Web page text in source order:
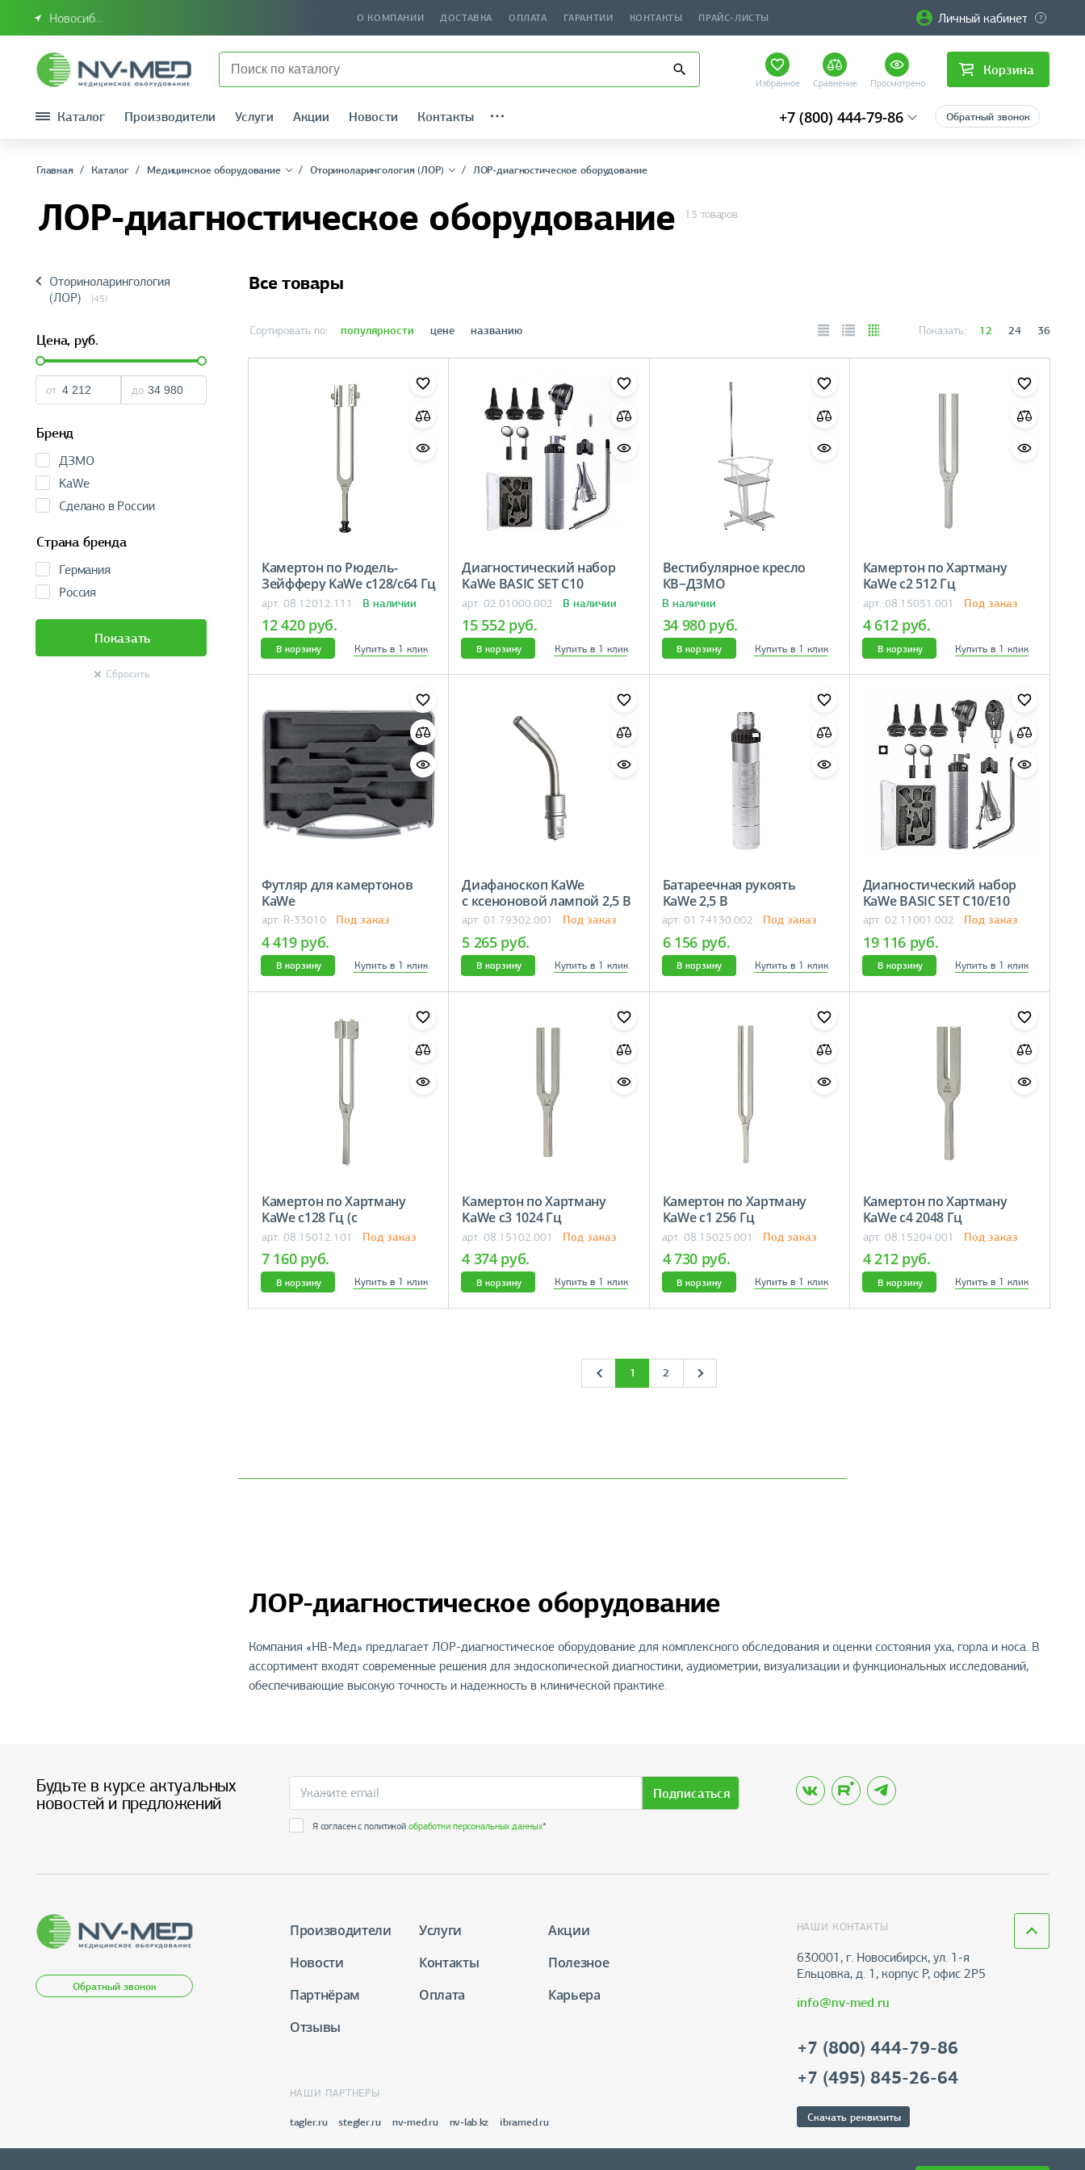
Новосибирск или Сибирский федеральный округ О КОМПАНИИ ДОСТАВКА ОПЛАТА ГАРАНТИИ КОНТАКТЫ ПРАЙС-ЛИСТЫ Личный кабинет
Избранное Сравнение Просмотрено
Корзина
Каталог Производители Услуги Акции Новости Контакты +7 (800) 444-79-86 Обратный звонок
Главная Каталог Медицинское оборудование Оториноларингология (ЛОР) ЛОР-диагностическое оборудование
ЛОР-диагностическое оборудование 13 товаров
Оториноларингология
(ЛОР)
(45)
Цена, руб.
от до
Бренд
ДЗМО
KaWe
Сделано в России
Страна бренда
Германия
Россия
Показать
Сбросить
Все товары
Сортировать по: популярности цене названию Показать: 12 24 36
Камертон по Рюдель-
Зейфферу KaWe c128/c64 Гц
арт. 08.12012.111 В наличии
12 420 руб.
В корзину Купить в 1 клик
Диагностический набор
KaWe BASIC SET C10
арт. 02.01000.002 В наличии
15 552 руб.
В корзину Купить в 1 клик
Вестибулярное кресло
КВ−ДЗМО
В наличии
34 980 руб.
В корзину Купить в 1 клик
Камертон по Хартману
KaWe c2 512 Гц
арт. 08.15051.001 Под заказ
4 612 руб.
В корзину Купить в 1 клик
Футляр для камертонов
KaWe
арт. R-33010 Под заказ
4 419 руб.
В корзину Купить в 1 клик
Диафаноскоп KaWe
с ксеноновой лампой 2,5 В
арт. 01.79302.001 Под заказ
5 265 руб.
В корзину Купить в 1 клик
Батареечная рукоять
KaWe 2,5 В
арт. 01.74130.002 Под заказ
6 156 руб.
В корзину Купить в 1 клик
Диагностический набор
KaWe BASIC SET C10/E10
арт. 02.11001.002 Под заказ
19 116 руб.
В корзину Купить в 1 клик
Камертон по Хартману
KaWe c128 Гц (с
демпферами)
арт. 08.15012.101 Под заказ
7 160 руб.
В корзину Купить в 1 клик
Камертон по Хартману
KaWe c3 1024 Гц
арт. 08.15102.001 Под заказ
4 374 руб.
В корзину Купить в 1 клик
Камертон по Хартману
KaWe c1 256 Гц
арт. 08.15025.001 Под заказ
4 730 руб.
В корзину Купить в 1 клик
Камертон по Хартману
KaWe c4 2048 Гц
арт. 08.15204.001 Под заказ
4 212 руб.
В корзину Купить в 1 клик
1 2
ЛОР-диагностическое оборудование
Компания «НВ-Мед» предлагает ЛОР-диагностическое оборудование для комплексного обследования и оценки состояния уха, горла и носа. В
ассортимент входят современные решения для эндоскопической диагностики, аудиометрии, визуализации и функциональных исследований,
обеспечивающие высокую точность и надежность в клинической практике.
Будьте в курсе актуальных
новостей и предложений
Подписаться
Я согласен с политикойобработки персональных данных*
Обратный звонок
Производители Услуги
Акции
Новости
Контакты
Полезное
Партнёрам
Оплата
Карьера
Отзывы
НАШИ ПАРТНЕРЫ
tagler.ru stegler.ru nv-med.ru nv-lab.kz ibramed.ru
НАШИ КОНТАКТЫ
630001, г. Новосибирск, ул. 1-я
Ельцовка, д. 1, корпус Р, офис 2Р5
info@nv-med.ru
+7 (800) 444-79-86
+7 (495) 845-26-64
Скачать реквизиты